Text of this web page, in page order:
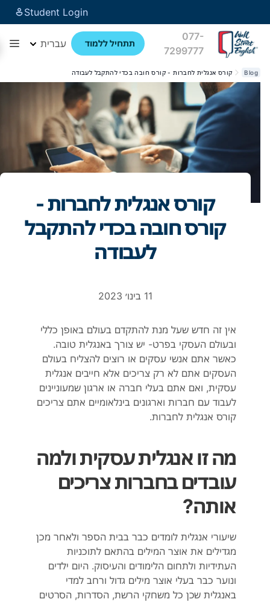
Student Login
077-
7299777
תתחיל ללמוד עברית
Blog קורס אנגלית לחברות - קורס חובה בכדי להתקבל לעבודה
קורס אנגלית לחברות -
קורס חובה בכדי להתקבל
לעבודה
אין זה חדש שעל מנת להתקדם בעולם באופן כללי
ובעולם העסקי בפרט- יש צורך באנגלית טובה.
כאשר אתם אנשי עסקים או רוצים להצליח בעולם
העסקים אתם לא רק צריכים אלא חייבים אנגלית
עסקית, ואם אתם בעלי חברה או ארגון שמעוניינים
לעבוד עם חברות וארגונים בינלאומיים אתם צריכים
קורס אנגלית לחברות.
מה זו אנגלית עסקית ולמה
עובדים בחברות צריכים
אותה?
שיעורי אנגלית לומדים כבר בבית הספר ולאחר מכן
מגדילים את אוצר המילים בהתאם לתוכניות
העתידיות ולתחום הלימודים והעיסוק. היום ילדים
ונוער כבר בעלי אוצר מילים גדול ורחב למדי
באנגלית שכן כל משחקי הרשת, הסדרות, הסרטים